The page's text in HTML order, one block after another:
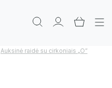
Auksinė raidė su cirkoniais „O”